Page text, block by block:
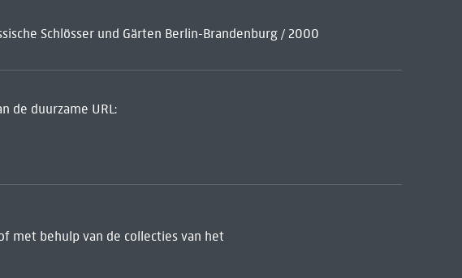
Schlösser und Gärten Berlin-Brandenburg / 2000
de duurzame URL:
met behulp van de collecties van het